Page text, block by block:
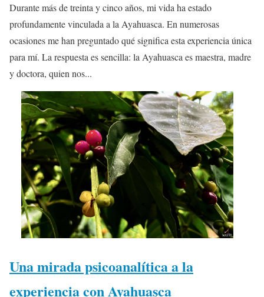
Durante más de treinta y cinco años, mi vida ha estado
profundamente vinculada a la Ayahuasca. En numerosas
ocasiones me han preguntado qué significa esta experiencia única
para mí. La respuesta es sencilla: la Ayahuasca es maestra, madre
y doctora, quien nos...
Una mirada psicoanalítica a la
experiencia con Ayahuasca